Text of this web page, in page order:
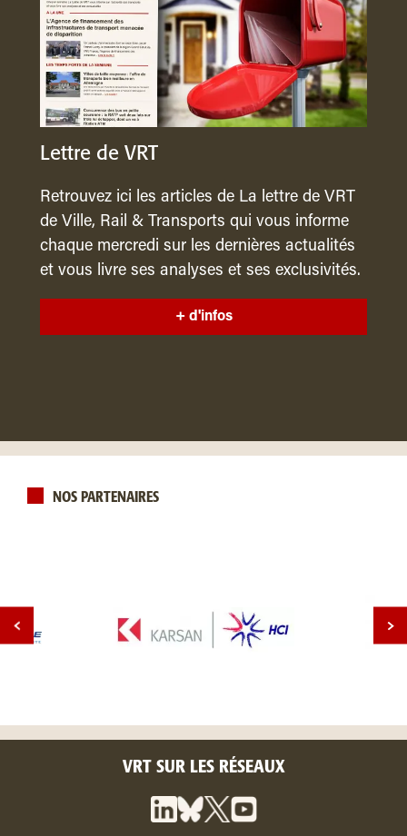
Lettre de VRT
Retrouvez ici les articles de La lettre de VRT
de Ville, Rail & Transports qui vous informe
chaque mercredi sur les dernières actualités
et vous livre ses analyses et ses exclusivités.
+ d'infos
NOS PARTENAIRES
VRT SUR LES RÉSEAUX